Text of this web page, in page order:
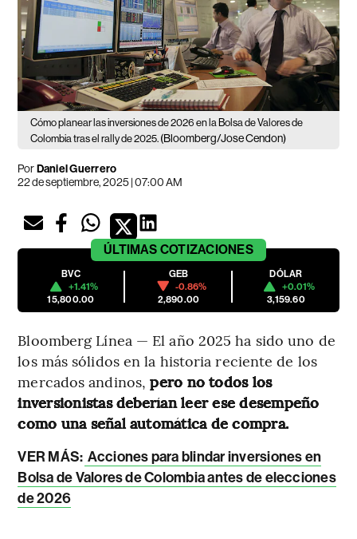
Cómo planear las inversiones de 2026 en la Bolsa de Valores de
Colombia tras el rally de 2025. (Bloomberg/Jose Cendon)
PorDaniel Guerrero
22 de septiembre, 2025 | 07:00 AM
ÚLTIMAS COTIZACIONES
BVC
+1.41%
15,800.00
GEB
-0.86%
2,890.00
DÓLAR
+0.01%
3,159.60
Bloomberg Línea — El año 2025 ha sido uno de
los más sólidos en la historia reciente de los
mercados andinos, pero no todos los
inversionistas deberían leer ese desempeño
como una señal automática de compra.
VER MÁS: Acciones para blindar inversiones en
Bolsa de Valores de Colombia antes de elecciones
de 2026